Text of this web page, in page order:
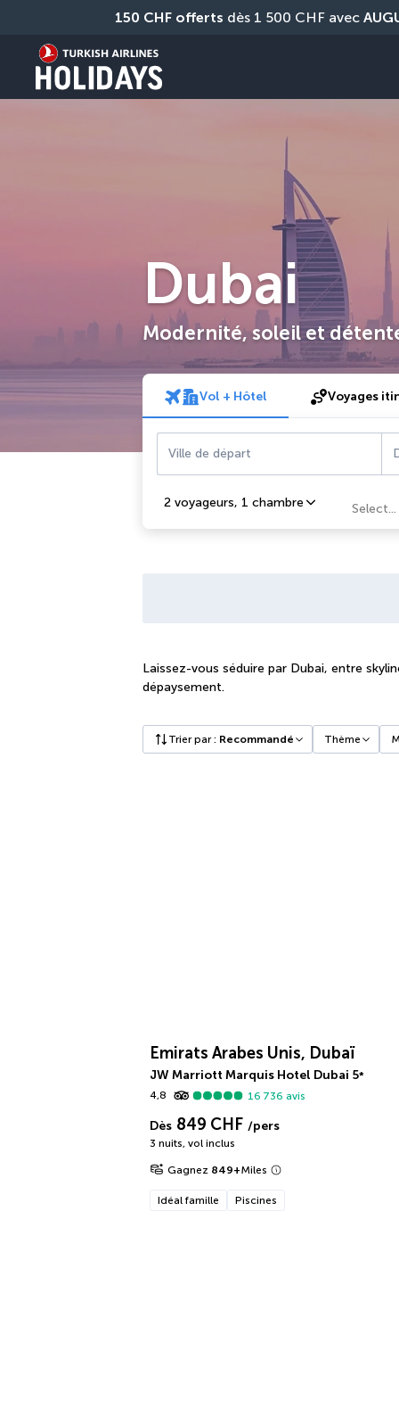
150 CHF offerts dès 1 500 CHF avec
Dubai
Modernité, soleil et
Vol + Hôtel Voyages
Ville de départ
2 voyageurs, 1 chambre Select...
Laissez-vous séduire par Dubai, entre
dépaysement.
Trier par: Recommandé Thème
Emirats Arabes Unis, Dubaï
JW Marriott Marquis Hotel Dubai 5*
4,8
16 736 avis
Dès 849 CHF /pers
3 nuits, vol inclus
Gagnez 849+Miles
Idéal famille Piscines